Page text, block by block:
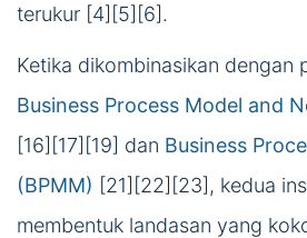
terukur [4][5][6].
Ketika dikombinasikan dengan
Business Process Model and
[16][17][19] dan Business
(BPMM) [21][22][23], kedua
membentuk landasan yang